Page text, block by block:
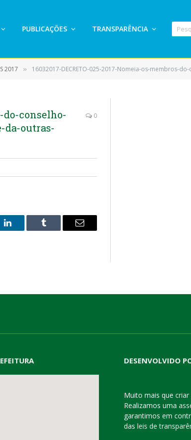
PUBLICAÇÕES TRANSPARÊNCIA
2017 » 16032017-DECRETO-025-2017-Nomeia-os-membros-do-conselho-municipal-de-habitacao-de-Eldorado-do-
do-conselho-
da-outras-
0
LinkedIn Tumblr
E-
DESENVOLVIDO
Muito mais que criar
Realizamos uma
garantimos em
das leis de